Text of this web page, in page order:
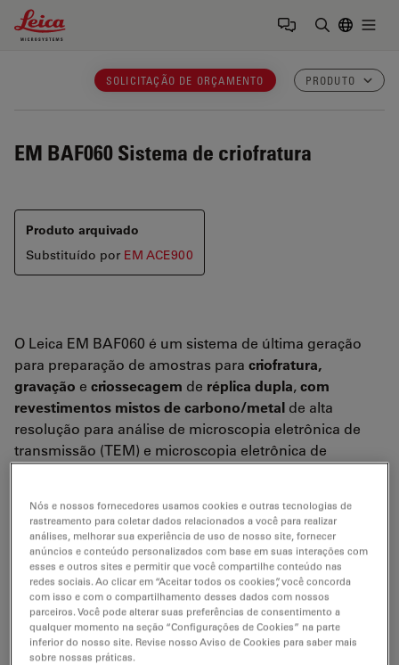
Leica Microsystems Logo
SOLICITAÇÃO DE ORÇAMENTO PRODUTO
EM BAF060 Sistema de criofratura
Produto arquivado
Substituído por EM ACE900
O Leica EM BAF060 é um sistema de última geração
para preparação de amostras para criofratura,
gravação e criossecagem de réplica dupla,com
revestimentos mistos de carbono/metal de alta
resolução para análise de microscopia eletrônica de
transmissão (TEM) e microscopia eletrônica de
O uso em conjunto com oLeica EM VCT100conduz à
replicação do espécime porevaporação do feixe de
elétrons,revestimento de dupla camadade espécimes
para crioanálise ecriorrevestimentoem de microscopia
eletrônica de varredura. <nl />
O Leica EM BAF060 apresenta um micrótomo
avançado, opções flexíveis de sombreamento com
Nós e nossos fornecedores usamos cookies e outras tecnologias de
rastreamento para coletar dados relacionados a você para realizar
análises, melhorar sua experiência de uso de nosso site, fornecer
anúncios e conteúdo personalizados com base em suas interações com
esses e outros sites e permitir que você compartilhe conteúdo nas
redes sociais. Ao clicar em “Aceitar todos os cookies”, você concorda
com isso e com o compartilhamento desses dados com nossos
parceiros. Você pode alterar suas preferências de consentimento a
qualquer momento na seção “Configurações de Cookies” na parte
inferior do nosso site. Revise nosso Aviso de Cookies para saber mais
sobre nossas práticas.